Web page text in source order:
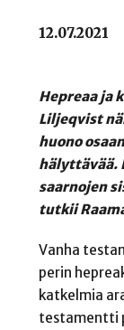
12.07.2021
Hepreaa ja
Liljeqvist
huono
hälyttävää.
saarnojen
tutkii
Vanha
perin
katkelmia
testamentti